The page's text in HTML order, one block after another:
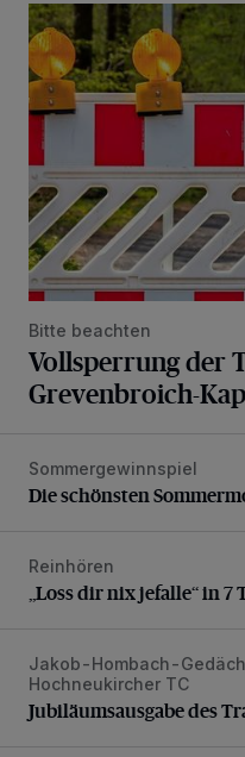
Vollsperrung der
Bitte beachten
Vollsperrung der
Grevenbroich-
Die schönsten
Sommergewinnspiel
Die schönsten
„Loss dir nix jefalle“ in 7
Reinhören
„Loss dir nix jefalle“ in 7
Jubiläumsausgabe des
Jakob-Hombach-
Hochneukircher TC
Jubiläumsausgabe des